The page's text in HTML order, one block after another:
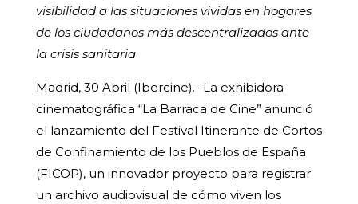
visibilidad a las situaciones vividas en hogares
de los ciudadanos más descentralizados ante
la crisis sanitaria
Madrid, 30 Abril (Ibercine).- La exhibidora
cinematográfica “La Barraca de Cine” anunció
el lanzamiento del Festival Itinerante de Cortos
de Confinamiento de los Pueblos de España
(FICOP), un innovador proyecto para registrar
un archivo audiovisual de cómo viven los